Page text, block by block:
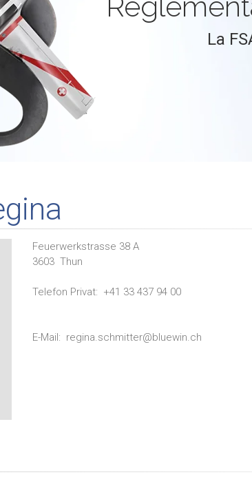
La
Feuerwerkstrasse 38 A
3603 Thun
Telefon Privat: +41 33 437 94 00
E-Mail: regina.schmitter@bluewin.ch